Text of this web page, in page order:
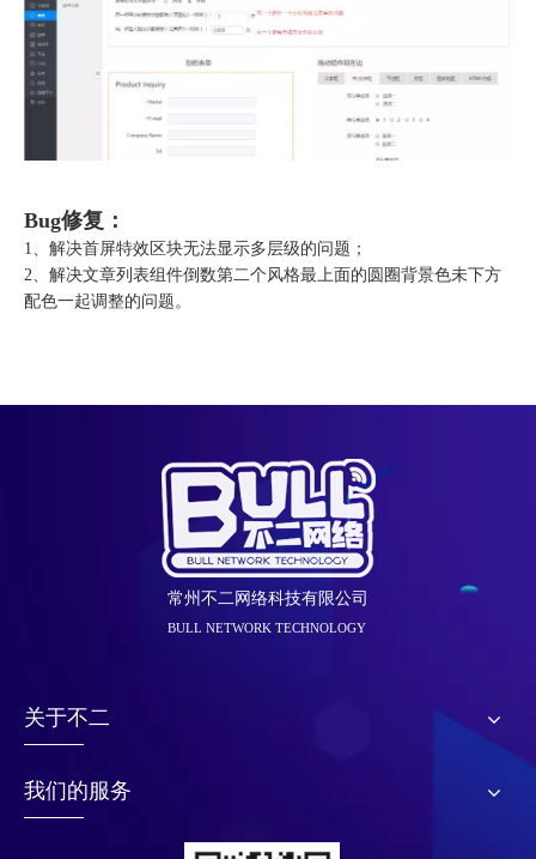
Bug修复：
1、解决首屏特效区块无法显示多层级的问题；
2、解决文章列表组件倒数第二个风格最上面的圆圈背景色未下方
配色一起调整的问题。
常州不二网络科技有限公司
BULL NETWORK TECHNOLOGY
关于不二
我们的服务